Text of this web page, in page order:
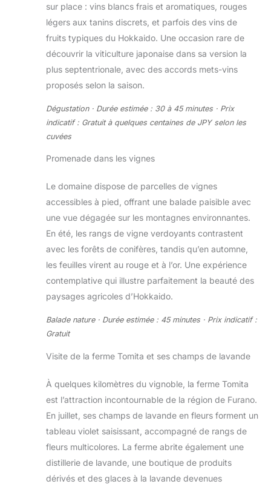
sur place : vins blancs frais et aromatiques, rouges
légers aux tanins discrets, et parfois des vins de
fruits typiques du Hokkaido. Une occasion rare de
découvrir la viticulture japonaise dans sa version la
plus septentrionale, avec des accords mets-vins
proposés selon la saison.
Dégustation · Durée estimée : 30 à 45 minutes · Prix
indicatif : Gratuit à quelques centaines de JPY selon les
cuvées
Promenade dans les vignes
Le domaine dispose de parcelles de vignes
accessibles à pied, offrant une balade paisible avec
une vue dégagée sur les montagnes environnantes.
En été, les rangs de vigne verdoyants contrastent
avec les forêts de conifères, tandis qu’en automne,
les feuilles virent au rouge et à l’or. Une expérience
contemplative qui illustre parfaitement la beauté des
paysages agricoles d’Hokkaido.
Balade nature · Durée estimée : 45 minutes · Prix indicatif :
Gratuit
Visite de la ferme Tomita et ses champs de lavande
À quelques kilomètres du vignoble, la ferme Tomita
est l’attraction incontournable de la région de Furano.
En juillet, ses champs de lavande en fleurs forment un
tableau violet saisissant, accompagné de rangs de
fleurs multicolores. La ferme abrite également une
distillerie de lavande, une boutique de produits
dérivés et des glaces à la lavande devenues